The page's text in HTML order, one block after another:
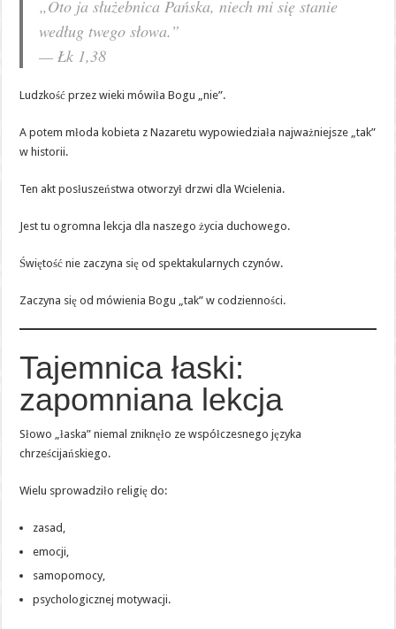
„Oto ja służebnica Pańska, niech mi się stanie
według twego słowa.”
— Łk 1,38
Ludzkość przez wieki mówiła Bogu „nie”.
A potem młoda kobieta z Nazaretu wypowiedziała najważniejsze „tak”
w historii.
Ten akt posłuszeństwa otworzył drzwi dla Wcielenia.
Jest tu ogromna lekcja dla naszego życia duchowego.
Świętość nie zaczyna się od spektakularnych czynów.
Zaczyna się od mówienia Bogu „tak” w codzienności.
Tajemnica łaski:
zapomniana lekcja
Słowo „łaska” niemal zniknęło ze współczesnego języka
chrześcijańskiego.
Wielu sprowadziło religię do:
zasad,
emocji,
samopomocy,
psychologicznej motywacji.